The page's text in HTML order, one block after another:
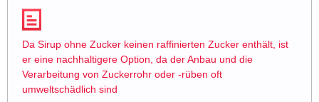
Da Sirup ohne Zucker keinen raffinierten Zucker enthält, ist
er eine nachhaltigere Option, da der Anbau und die
Verarbeitung von Zuckerrohr oder -rüben oft
umweltschädlich sind